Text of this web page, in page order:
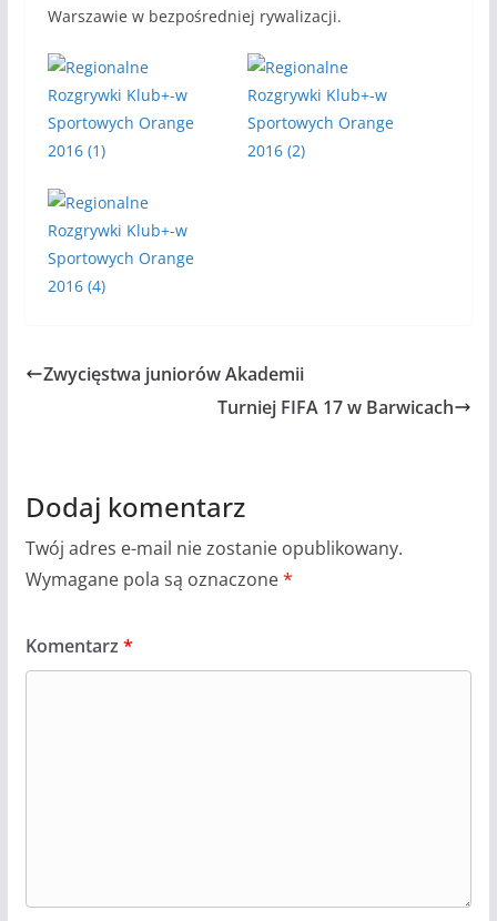
Warszawie w bezpośredniej rywalizacji.
Zwycięstwa juniorów Akademii
Turniej FIFA 17 w Barwicach
Dodaj komentarz
Twój adres e-mail nie zostanie opublikowany.
Wymagane pola są oznaczone*
Komentarz *